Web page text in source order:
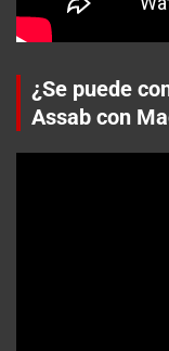
¿Se puede
Assab con